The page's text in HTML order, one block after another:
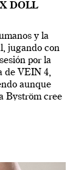
DOLL
y la
jugando con
por la
de VEIN 4,
aunque
Byström cree
[…]